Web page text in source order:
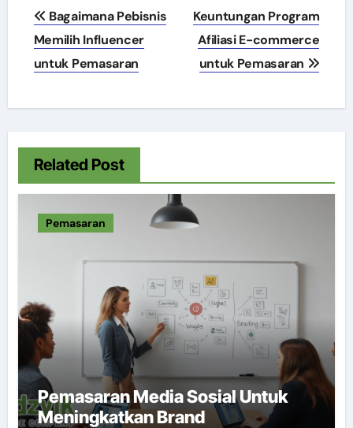
Post
navigation
Bagaimana Pebisnis
Memilih Influencer
untuk Pemasaran
Keuntungan Program
Afiliasi E-commerce
untuk Pemasaran
Related Post
Pemasaran
Pemasaran Media Sosial Untuk
Meningkatkan Brand